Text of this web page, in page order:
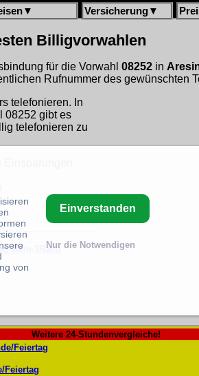
▼ Versicherung▼
Billigvorwahlen
für die Vorwahl 08252 in
Rufnummer des gewünschten
telefonieren. In
08252 gibt es
telefonieren zu
1Min-3Rang
Weitere 24-Stundenvergleiche!
Feiertag
Feiertag
von
Einverstanden
Nur die Notwendigen